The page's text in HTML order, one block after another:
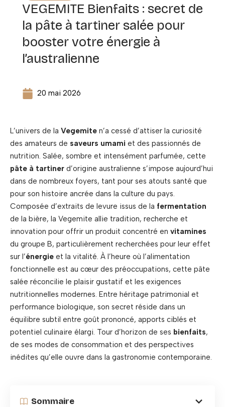
VEGEMITE Bienfaits : secret de
la pâte à tartiner salée pour
booster votre énergie à
l’australienne
20 mai 2026
L’univers de la Vegemite n’a cessé d’attiser la curiosité
des amateurs de saveurs umami et des passionnés de
nutrition. Salée, sombre et intensément parfumée, cette
pâte à tartiner d’origine australienne s’impose aujourd’hui
dans de nombreux foyers, tant pour ses atouts santé que
pour son histoire ancrée dans la culture du pays.
Composée d’extraits de levure issus de la fermentation
de la bière, la Vegemite allie tradition, recherche et
innovation pour offrir un produit concentré en vitamines
du groupe B, particulièrement recherchées pour leur effet
sur l’énergie et la vitalité. À l’heure où l’alimentation
fonctionnelle est au cœur des préoccupations, cette pâte
salée réconcilie le plaisir gustatif et les exigences
nutritionnelles modernes. Entre héritage patrimonial et
performance biologique, son secret réside dans un
équilibre subtil entre goût prononcé, apports ciblés et
potentiel culinaire élargi. Tour d’horizon de ses bienfaits,
de ses modes de consommation et des perspectives
inédites qu’elle ouvre dans la gastronomie contemporaine.
Sommaire